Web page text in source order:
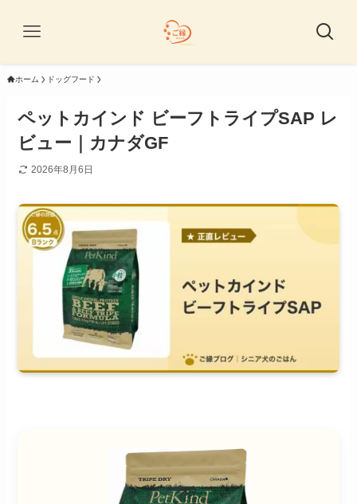
ホーム ドッグフード
ペットカインド ビーフトライプSAP レ
ビュー｜カナダGF
2026年8月6日